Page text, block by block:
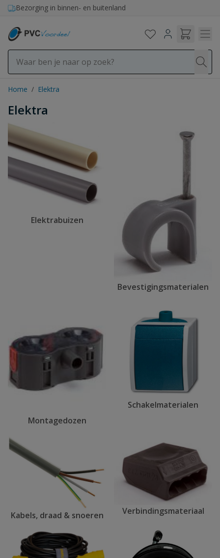
Ga naar de inhoud
Bezorging in binnen- en buitenland
Home / Elektra
Elektra
Elektrabuizen
Bevestigingsmaterialen
Montagedozen
Schakelmaterialen
Kabels, draad & snoeren Verbindingsmateriaal